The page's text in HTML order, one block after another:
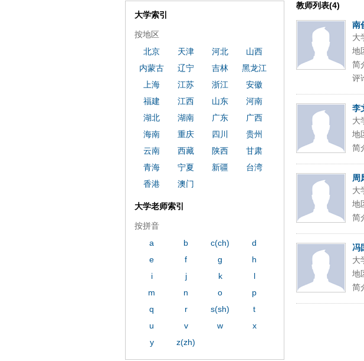
教师列表(4)
南
大
地
简
评
李
大
地
简
周
大
地
简
冯
大
地
简
大学索引
按地区
北京
天津 河北
山西
内蒙古
辽宁 吉林
黑龙江
上海
江苏 浙江
安徽
福建
江西 山东
河南
湖北
湖南 广东
广西
海南
重庆 四川
贵州
云南
西藏 陕西
甘肃
青海
宁夏 新疆
台湾
香港
澳门
大学老师索引
按拼音
a
b c(ch)
d
e
f g
h
i
j k
l
m
n o
p
q
r s(sh)
t
u
v w
x
y
z(zh)